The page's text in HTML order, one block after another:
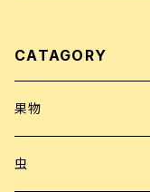
CATAGORY
果物
虫